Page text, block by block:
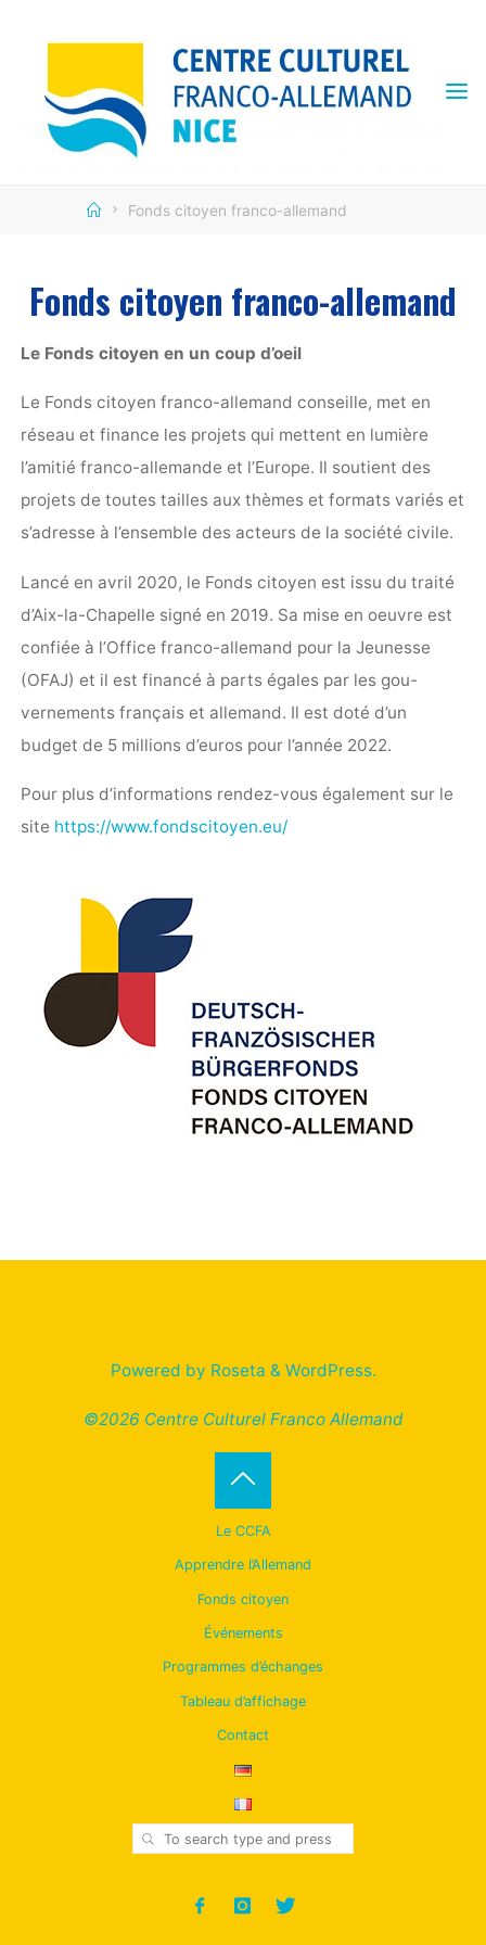
CENTRE
CULTUREL
FRANCO
HomeFonds citoyen franco-allemand
Fonds citoyen franco-allemand
Le Fonds citoyen en un coup d’oeil
Le Fonds citoyen franco-allemand conseille, met en
réseau et finance les projets qui mettent en lumière
l’amitié franco-allemande et l’Europe. Il soutient des
projets de toutes tailles aux thèmes et formats variés et
s’adresse à l’ensemble des acteurs de la société civile.
Lancé en avril 2020, le Fonds citoyen est issu du traité
d’Aix-la-Chapelle signé en 2019. Sa mise en oeuvre est
confiée à l’Office franco-allemand pour la Jeunesse
(OFAJ) et il est financé à parts égales par les gou-
vernements français et allemand. Il est doté d’un
budget de 5 millions d’euros pour l’année 2022.
Pour plus d’informations rendez-vous également sur le
site https://www.fondscitoyen.eu/
Powered by Roseta & WordPress.
©2026 Centre Culturel Franco Allemand
Le CCFA
Apprendre l’Allemand
Fonds citoyen
Événements
Programmes d’échanges
Tableau d’affichage
Contact
SEARCH
Back
to
Top